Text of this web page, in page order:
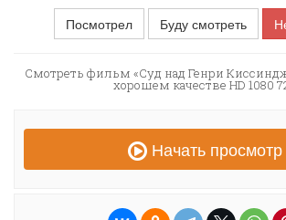
Посмотрел
Буду смотреть
Смотреть фильм «Суд над Генри
хорошем качестве HD 1080
Начать просмотр